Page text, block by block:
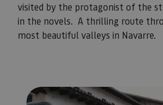
visited by the protagonist of the
in the novels. A thrilling route
most beautiful valleys in Navarre.